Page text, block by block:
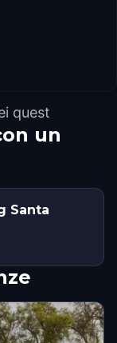
quest
un
Santa